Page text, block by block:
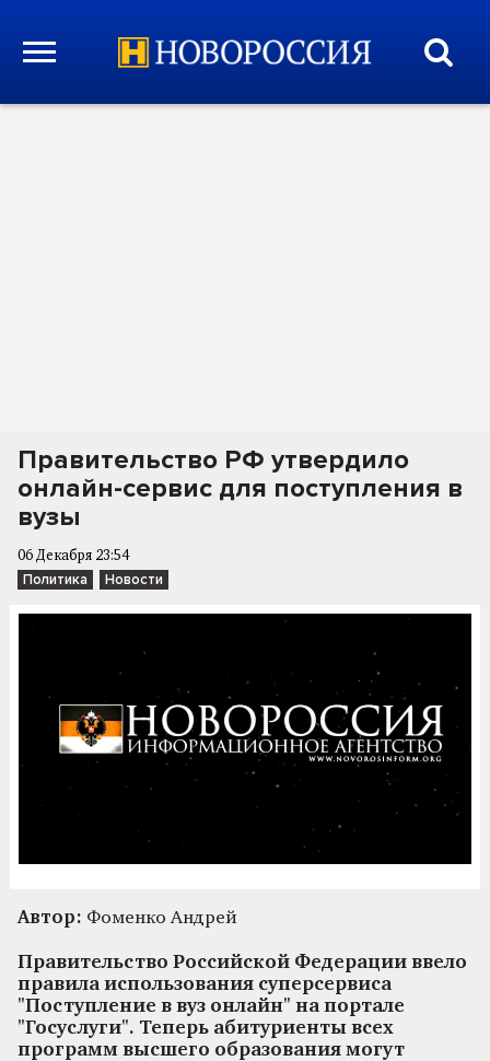
Правительство РФ утвердило
онлайн-сервис для поступления в
вузы
06 Декабря 23:54
Политика Новости
Автор: Фоменко Андрей
Правительство Российской Федерации ввело
правила использования суперсервиса
"Поступление в вуз онлайн" на портале
"Госуслуги". Теперь абитуриенты всех
программ высшего образования могут